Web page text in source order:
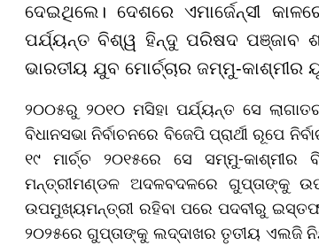
ଦେଇଥିଲେ। ଦେଶରେ ଏମାର୍ଜେନ୍ସୀ
ପର୍ଯ୍ୟନ୍ତ ବିଶ୍ୱ ହିନ୍ଦୁ ପରିଷଦ ପଞ୍ଜାବ
ଭାରତୀୟ ଯୁବ ମୋର୍ଚ୍ଚାର ଜମ୍ମୁ-
୨୦୦୫ରୁ ୨୦୧୦ ମସିହା ପର୍ଯ୍ୟନ୍ତ ସେ
ବିଧାନସଭା ନିର୍ବାଚନରେ ବିଜେପି ପ୍ରାର୍ଥୀ
୧୯ ମାର୍ଚ୍ଚ ୨୦୧୫ରେ ସେ ସମ୍ମୁ-
ମନ୍ତ୍ରୀମଣ୍ଡଳ ଅଦଳବଦଳରେ ଗୁପ୍ତାଙ୍କୁ
ଉପମୁଖ୍ୟମନ୍ତ୍ରୀ ରହିବା ପରେ ପଦବୀରୁ
୨୦୨୫ରେ ଗୁପ୍ତାଙ୍କୁ ଲଦ୍ଦାଖର ତୃତୀୟ ଏଲଜି